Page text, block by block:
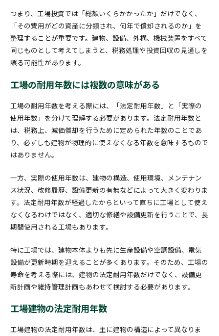
つまり、工場投資では「総額いくらかかったか」だけでなく、
「その費用がどの資産に分類され、何年で償却されるのか」を
整理することが重要です。建物、設備、外構、機械装置をすべて
同じものとして考えてしまうと、税務処理や投資回収の見通しを
誤る可能性があります。
工場の耐用年数には複数の意味がある
工場の耐用年数を考える際には、「法定耐用年数」と「実際の
使用年数」を分けて理解する必要があります。法定耐用年数と
は、税務上、減価償却を行うために定められた年数のことであ
り、必ずしも建物が物理的に使えなくなる年数を意味するもので
はありません。
一方、実際の使用年数は、建物の構造、使用環境、メンテナン
ス状況、改修履歴、設備更新の有無などによって大きく変わりま
す。法定耐用年数が経過したからといって直ちに工場として使え
なくなるわけではなく、適切な修繕や設備更新を行うことで、長
期間使用される工場もあります。
特に工場では、建物本体よりも先に生産設備や空調設備、電気
設備が更新時期を迎えることが多くあります。そのため、工場の
寿命を考える際には、建物の法定耐用年数だけでなく、設備更
新計画や維持管理計画もあわせて検討する必要があります。
工場建物の法定耐用年数
工場建物の法定耐用年数は、主に建物の構造によって異なりま